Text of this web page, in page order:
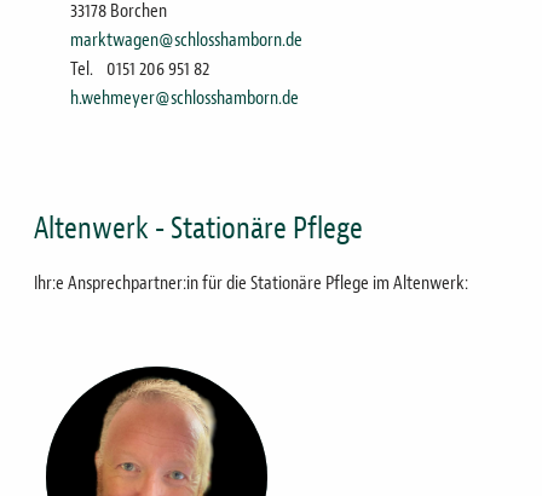
33178 Borchen
marktwagen@schlosshamborn.de
Tel.
0151 206 951 82
h.wehmeyer@schlosshamborn.de
Altenwerk - Stationäre Pflege
Ihr:e Ansprechpartner:in für die Stationäre Pflege im Altenwerk: